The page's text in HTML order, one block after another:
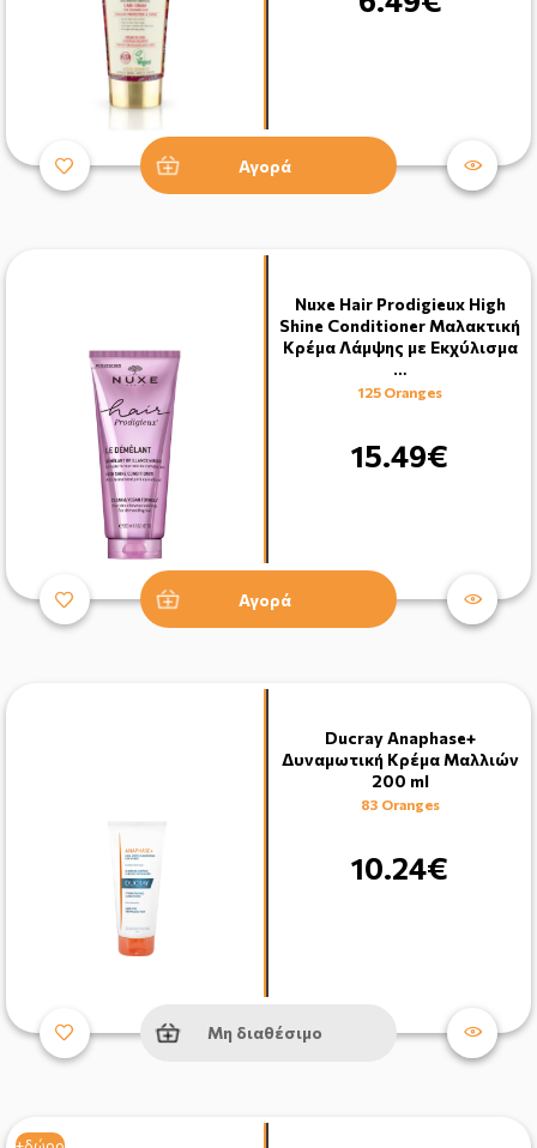
Αγορά
Nuxe Hair Prodigieux High
Shine Conditioner Μαλακτική
Κρέμα Λάμψης με Εκχύλισμα
…
125 Oranges
15.49€
Αγορά
Ducray Anaphase+
Δυναμωτική Κρέμα Μαλλιών
200 ml
83 Oranges
10.24€
Μη διαθέσιμο